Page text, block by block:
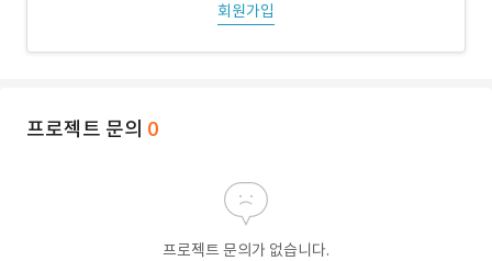
회원가입
프로젝트 문의 0
프로젝트 문의가 없습니다.